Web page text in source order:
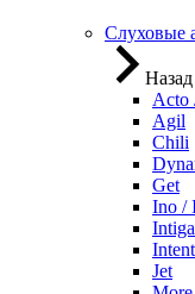
Слуховые
Назад
Acto
Agil
Chili
Get
Ino /
Intiga
Intent
Jet